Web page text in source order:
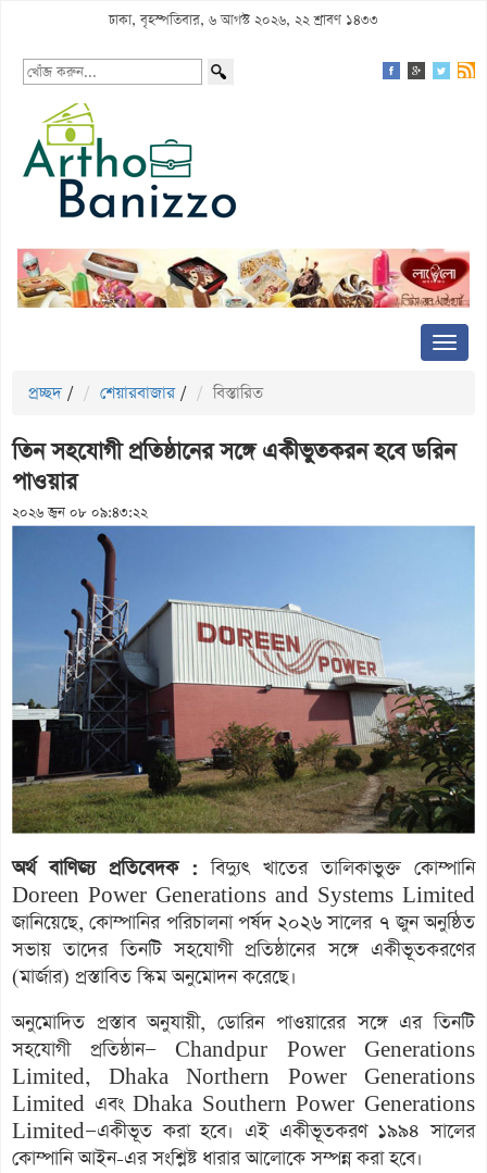
ঢাকা, বৃহস্পতিবার, ৬ আগস্ট ২০২৬, ২২ শ্রাবণ ১৪৩৩
প্রচ্ছদ / শেয়ারবাজার / বিস্তারিত
তিন সহযোগী প্রতিষ্ঠানের সঙ্গে একীভুতকরন হবে ডরিন
পাওয়ার
২০২৬ জুন ০৮ ০৯:৪৩:২২
অর্থ বাণিজ্য প্রতিবেদক : বিদ্যুৎ খাতের তালিকাভুক্ত কোম্পানি
Doreen Power Generations and Systems Limited
জানিয়েছে, কোম্পানির পরিচালনা পর্ষদ ২০২৬ সালের ৭ জুন অনুষ্ঠিত
সভায় তাদের তিনটি সহযোগী প্রতিষ্ঠানের সঙ্গে একীভূতকরণের
(মার্জার) প্রস্তাবিত স্কিম অনুমোদন করেছে।
অনুমোদিত প্রস্তাব অনুযায়ী, ডোরিন পাওয়ারের সঙ্গে এর তিনটি
সহযোগী প্রতিষ্ঠান— Chandpur Power Generations
Limited, Dhaka Northern Power Generations
Limited এবং Dhaka Southern Power Generations
Limited—একীভূত করা হবে। এই একীভূতকরণ ১৯৯৪ সালের
কোম্পানি আইন-এর সংশ্লিষ্ট ধারার আলোকে সম্পন্ন করা হবে।